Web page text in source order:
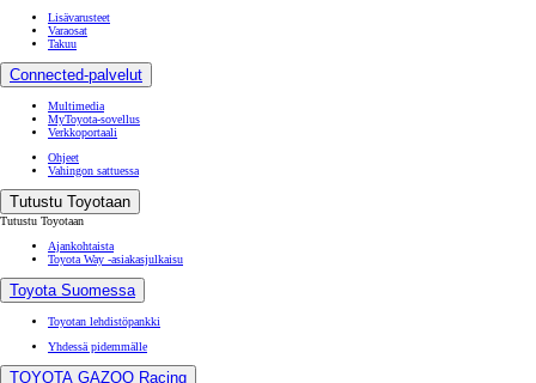
Lisävarusteet
Varaosat
Takuu
Connected-palvelut
Multimedia
MyToyota-sovellus
Verkkoportaali
Ohjeet
Vahingon sattuessa
Tutustu Toyotaan
Tutustu Toyotaan
Ajankohtaista
Toyota Way -asiakasjulkaisu
Toyota Suomessa
Toyotan lehdistöpankki
Yhdessä pidemmälle
TOYOTA GAZOO Racing